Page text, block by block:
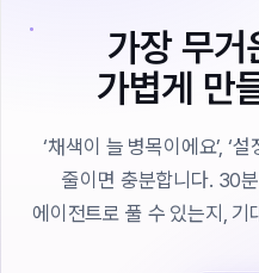
가장 무거
가볍게 만
‘채색이 늘 병목이에요’, ‘
줄이면 충분합니다. 30
에이전트로 풀 수 있는지, 기